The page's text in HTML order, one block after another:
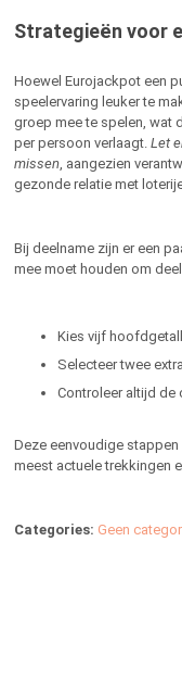
Strategieën voor
Hoewel Eurojackpot een
speelervaring leuker te
groep mee te spelen, wat
per persoon verlaagt. Let
missen, aangezien
gezonde relatie met
Bij deelname zijn er een
mee moet houden om
Kies vijf
Selecteer twee
Controleer altijd de
Deze eenvoudige
meest actuele trekkingen
Categories: Geen